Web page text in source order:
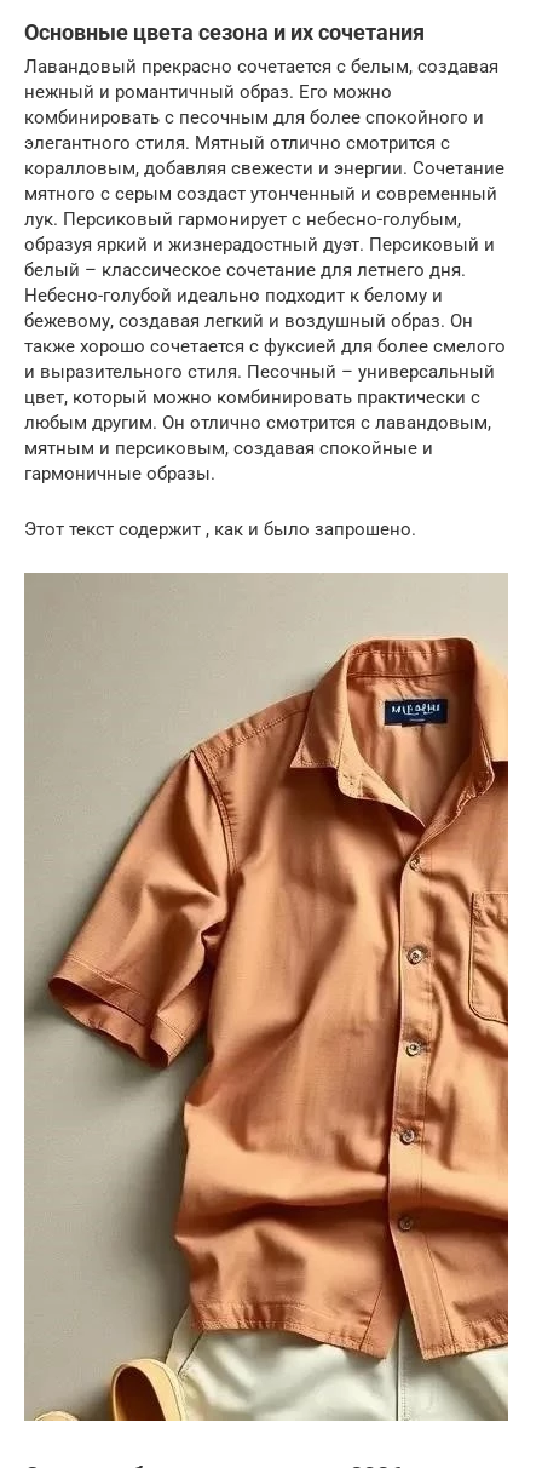
Основные цвета сезона и их сочетания
Лавандовый прекрасно сочетается с белым, создавая
нежный и романтичный образ. Его можно
комбинировать с песочным для более спокойного и
элегантного стиля. Мятный отлично смотрится с
коралловым, добавляя свежести и энергии. Сочетание
мятного с серым создаст утонченный и современный
лук. Персиковый гармонирует с небесно-голубым,
образуя яркий и жизнерадостный дуэт. Персиковый и
белый – классическое сочетание для летнего дня.
Небесно-голубой идеально подходит к белому и
бежевому, создавая легкий и воздушный образ. Он
также хорошо сочетается с фуксией для более смелого
и выразительного стиля. Песочный – универсальный
цвет, который можно комбинировать практически с
любым другим. Он отлично смотрится с лавандовым,
мятным и персиковым, создавая спокойные и
гармоничные образы.
Этот текст содержит , как и было запрошено.